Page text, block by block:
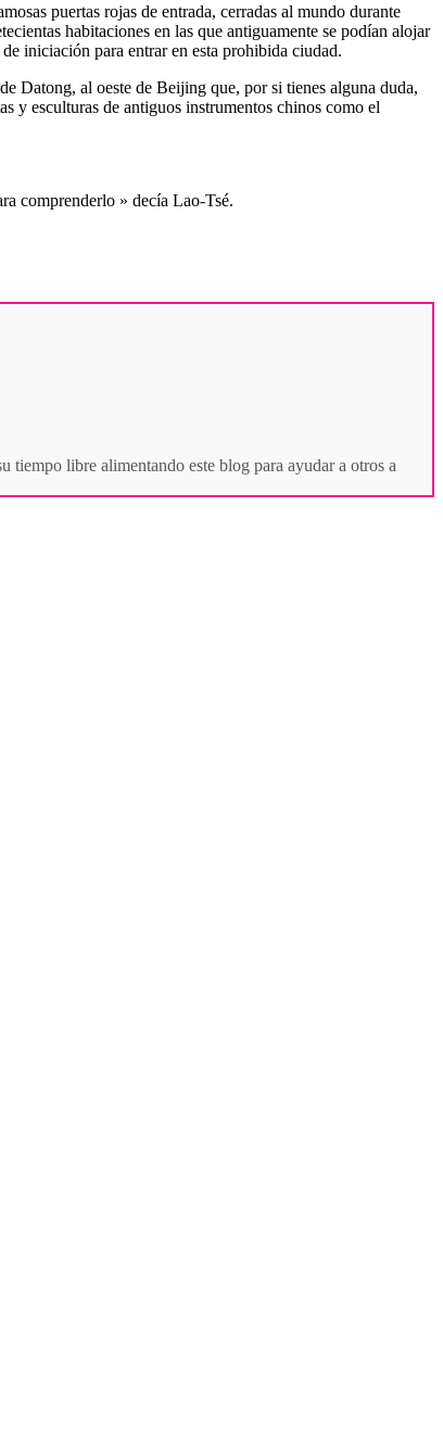
puertas rojas de entrada, cerradas al mundo durante
habitaciones en las que antiguamente se podían alojar
iniciación para entrar en esta prohibida ciudad.
Datong, al oeste de Beijing que, por si tienes alguna duda,
y esculturas de antiguos instrumentos chinos como el
comprenderlo » decía Lao-Tsé.
tiempo libre alimentando este blog para ayudar a otros a